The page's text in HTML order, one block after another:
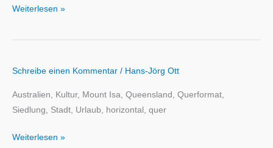
Weiterlesen »
Schreibe einen Kommentar / Hans-Jörg Ott
Australien, Kultur, Mount Isa, Queensland, Querformat,
Siedlung, Stadt, Urlaub, horizontal, quer
Weiterlesen »